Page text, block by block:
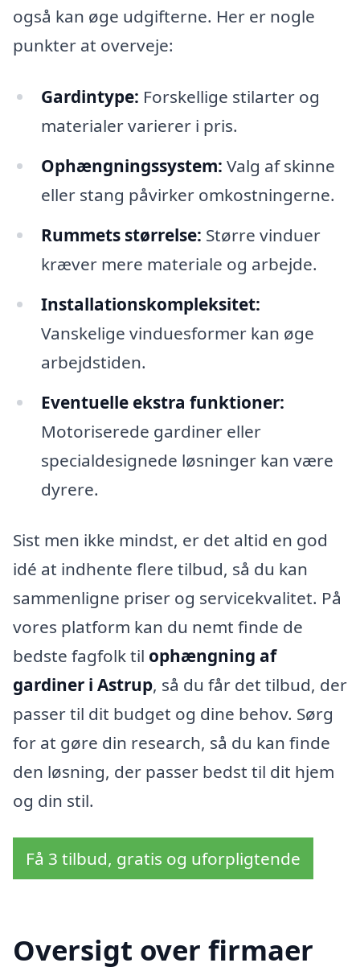
også kan øge udgifterne. Her er nogle
punkter at overveje:
Gardintype: Forskellige stilarter og
materialer varierer i pris.
Ophængningssystem: Valg af skinne
eller stang påvirker omkostningerne.
Rummets størrelse: Større vinduer
kræver mere materiale og arbejde.
Installationskompleksitet:
Vanskelige vinduesformer kan øge
arbejdstiden.
Eventuelle ekstra funktioner:
Motoriserede gardiner eller
specialdesignede løsninger kan være
dyrere.
Sist men ikke mindst, er det altid en god
idé at indhente flere tilbud, så du kan
sammenligne priser og servicekvalitet. På
vores platform kan du nemt finde de
bedste fagfolk til ophængning af
gardiner i Astrup, så du får det tilbud, der
passer til dit budget og dine behov. Sørg
for at gøre din research, så du kan finde
den løsning, der passer bedst til dit hjem
og din stil.
Få 3 tilbud, gratis og uforpligtende
Oversigt over firmaer